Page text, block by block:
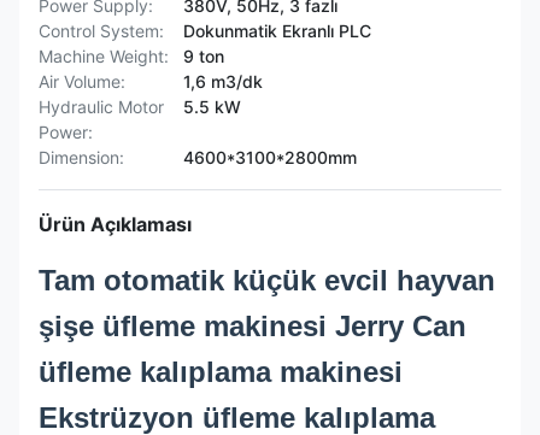
Power Supply:
380V, 50Hz, 3 fazlı
Control System:
Dokunmatik Ekranlı PLC
Machine Weight:
9 ton
Air Volume:
1,6 m3/dk
Hydraulic Motor
Power:
5.5 kW
Dimension: 4600*3100*2800mm
Ürün Açıklaması
Tam otomatik küçük evcil hayvan
şişe üfleme makinesi Jerry Can
üfleme kalıplama makinesi
Ekstrüzyon üfleme kalıplama